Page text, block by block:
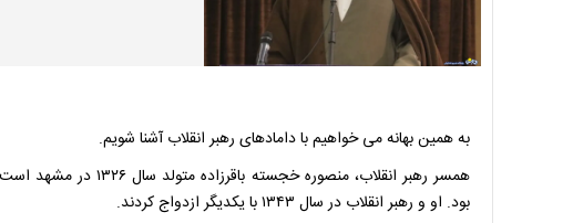
به همین بهانه می خواهیم با دامادهای رهبر انقلاب آشنا شویم.
همسر رهبر انقلاب،
بود. او و رهبر انقلاب در سال ۱۳۴۳ با یکدیگر ازدواج کردند.